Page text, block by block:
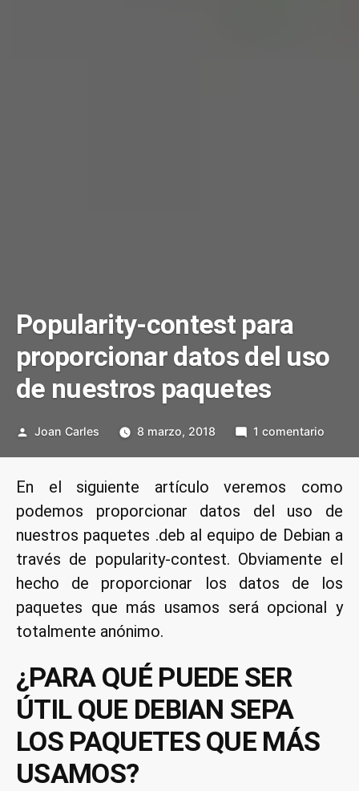
Popularity-contest para
proporcionar datos del uso
de nuestros paquetes
Publicado
Joan Carles 8 marzo, 2018 1 comentario
para
datos
del
de
En el siguiente artículo veremos como
podemos proporcionar datos del uso de
nuestros paquetes .deb al equipo de Debian a
través de popularity-contest. Obviamente el
hecho de proporcionar los datos de los
paquetes que más usamos será opcional y
totalmente anónimo.
¿PARA QUÉ PUEDE SER
ÚTIL QUE DEBIAN SEPA
LOS PAQUETES QUE MÁS
USAMOS?